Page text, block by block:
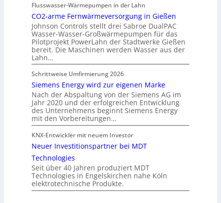
Flusswasser-Wärmepumpen in der Lahn
CO2-arme Fernwärmeversorgung in Gießen
Johnson Controls stellt drei Sabroe DualPAC
Wasser-Wasser-Großwärmepumpen für das
Pilotprojekt PowerLahn der Stadtwerke Gießen
bereit. Die Maschinen werden Wasser aus der
Lahn…
Schrittweise Umfirmierung 2026
Siemens Energy wird zur eigenen Marke
Nach der Abspaltung von der Siemens AG im
Jahr 2020 und der erfolgreichen Entwicklung
des Unternehmens beginnt Siemens Energy
mit den Vorbereitungen…
KNX-Entwickler mit neuem Investor
Neuer Investitionspartner bei MDT
Technologies
Seit über 40 Jahren produziert MDT
Technologies in Engelskirchen nahe Köln
elektrotechnische Produkte.